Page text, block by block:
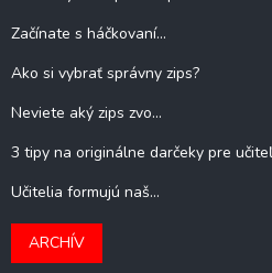
Začínate s háčkovaní...
Ako si vybrať správny zips?
Neviete aký zips zvo...
3 tipy na originálne darčeky pre
Učitelia formujú naš...
ARCHÍV